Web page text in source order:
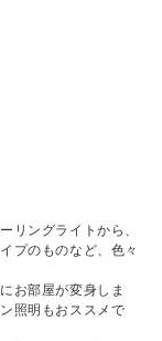
リングライトから、
プのものなど、色々
お部屋が変身しま
照明もおススメで